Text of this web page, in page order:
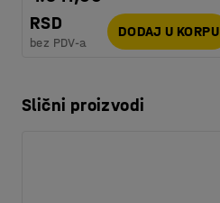
RSD
bez PDV-a
DODAJ U KORPU
Slični proizvodi